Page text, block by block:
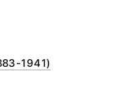
1941)